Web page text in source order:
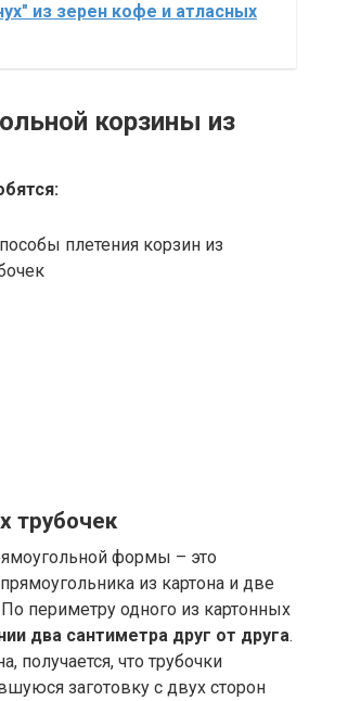
из зерен кофе и атласных
корзины из
трубочек
формы – это
из картона и две
периметру одного из картонных
два сантиметра друг от друга.
получается, что трубочки
заготовку с двух сторон